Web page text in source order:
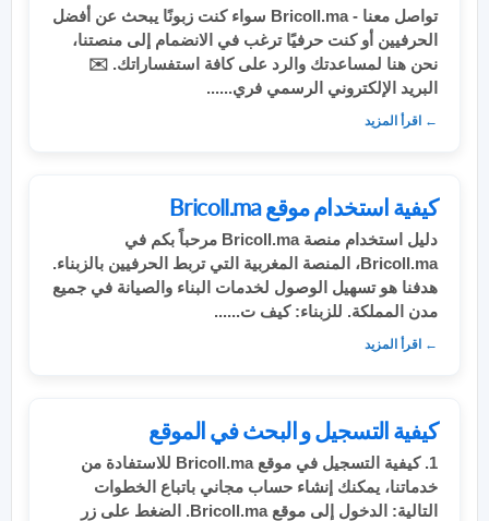
تواصل معنا - Bricoll.ma سواء كنت زبونًا يبحث عن أفضل
الحرفيين أو كنت حرفيًا ترغب في الانضمام إلى منصتنا،
نحن هنا لمساعدتك والرد على كافة استفساراتك. ✉️
البريد الإلكتروني الرسمي فري......
← اقرأ المزيد
كيفية استخدام موقع Bricoll.ma
دليل استخدام منصة Bricoll.ma مرحباً بكم في
Bricoll.ma، المنصة المغربية التي تربط الحرفيين بالزبناء.
هدفنا هو تسهيل الوصول لخدمات البناء والصيانة في جميع
مدن المملكة. للزبناء: كيف ت......
← اقرأ المزيد
كيفية التسجيل و البحث في الموقع
1. كيفية التسجيل في موقع Bricoll.ma للاستفادة من
خدماتنا، يمكنك إنشاء حساب مجاني باتباع الخطوات
التالية: الدخول إلى موقع Bricoll.ma. الضغط على زر